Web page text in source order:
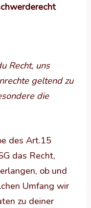
Recht, uns
geltend zu
die
des Art.15
das Recht,
ob und
Umfang wir
zu deiner